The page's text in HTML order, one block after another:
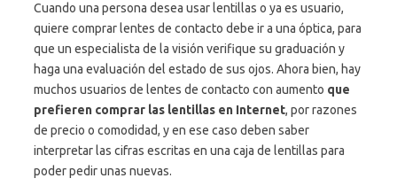
Cuando una persona desea usar lentillas o ya es usuario,
quiere comprar lentes de contacto debe ir a una óptica, para
que un especialista de la visión verifique su graduación y
haga una evaluación del estado de sus ojos. Ahora bien, hay
muchos usuarios de lentes de contacto con aumento que
prefieren comprar las lentillas en Internet, por razones
de precio o comodidad, y en ese caso deben saber
interpretar las cifras escritas en una caja de lentillas para
poder pedir unas nuevas.